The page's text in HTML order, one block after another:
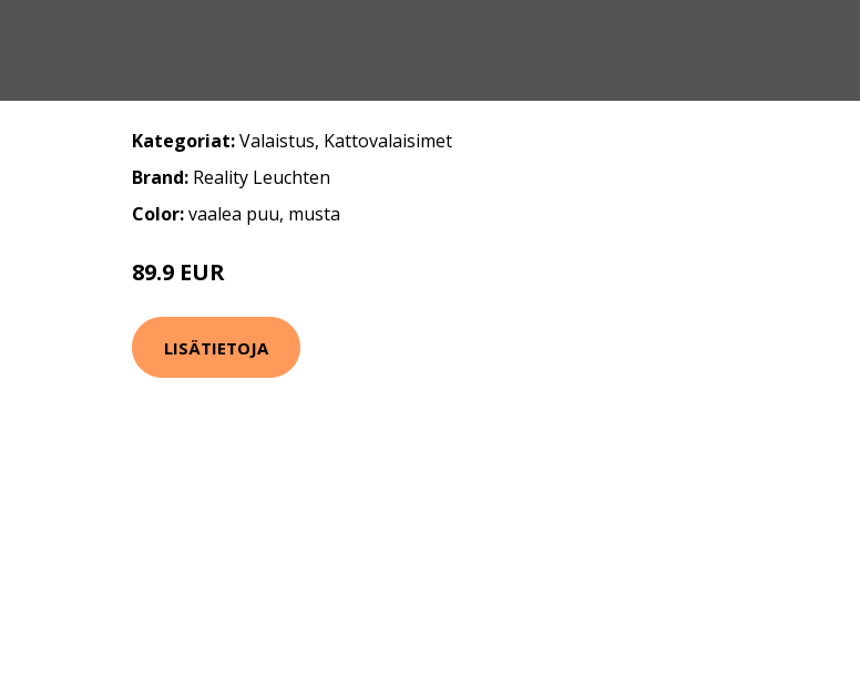
Kategoriat:Valaistus, Kattovalaisimet
Brand: Reality Leuchten
Color:vaalea puu, musta
89.9 EUR
LISÄTIETOJA